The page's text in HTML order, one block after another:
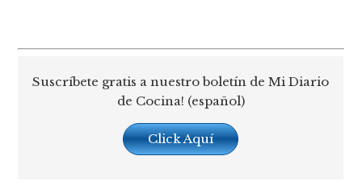
Suscríbete gratis a nuestro boletín de Mi Diario
de Cocina! (español)
Click Aquí